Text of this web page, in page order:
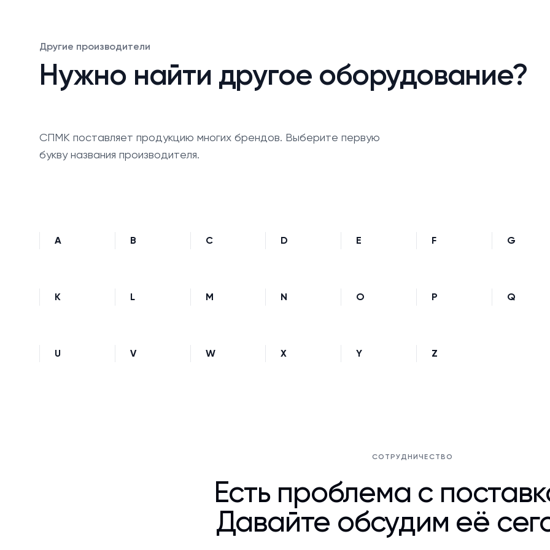
Другие производители
Нужно найти другое оборудование?
СПМК поставляет продукцию многих брендов. Выберите первую
букву названия производителя.
A B C D E F G
K L M N O P Q
U V W X Y Z
СОТРУДНИЧЕСТВО
Есть проблема с
Давайте обсудим её